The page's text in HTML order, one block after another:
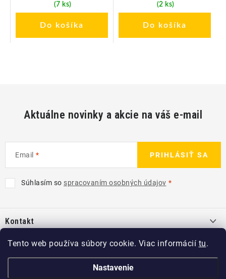
Tento web používa súbory cookie. Viac informácií tu.
Nastavenie
(7 ks)
Do košíka
(2 ks)
Do košíka
Aktuálne novinky a akcie na váš e-mail
Email
Súhlasím so spracovaním osobných údajov
PRIHLÁSIŤ SA
pKontakt
info@ kcshop.sk
+421 918 725 111
Kategórie